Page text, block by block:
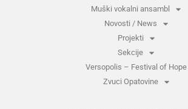
Muški vokalni ansambl
Novosti / News
Projekti
Sekcije
Versopolis – Festival of Hope
Zvuci Opatovine